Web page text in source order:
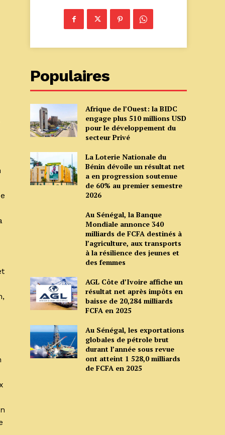
Populaires
Afrique de l’Ouest: la BIDC
engage plus 510 millions USD
pour le développement du
secteur Privé
La Loterie Nationale du
Bénin dévoile un résultat net
a en progression soutenue
de 60% au premier semestre
2026
Au Sénégal, la Banque
Mondiale annonce 340
milliards de FCFA destinés à
l’agriculture, aux transports
à la résilience des jeunes et
des femmes
AGL Côte d’Ivoire affiche un
résultat net après impôts en
baisse de 20,284 milliards
FCFA en 2025
Au Sénégal, les exportations
globales de pétrole brut
durant l’année sous revue
ont atteint 1 528,0 milliards
de FCFA en 2025